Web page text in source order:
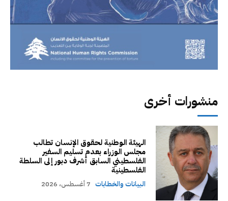
منشورات أخرى
الهيئة الوطنية لحقوق الإنسان تطالب
مجلس الوزراء بعدم تسليم السفير
الفلسطيني السابق أشرف دبور إلى السلطة
الفلسطينية
البيانات والخطابات 7 أغسطس، 2026